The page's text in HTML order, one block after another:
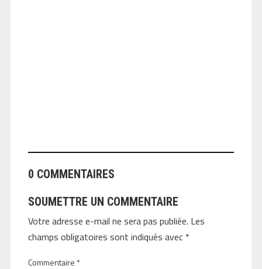
0 COMMENTAIRES
SOUMETTRE UN COMMENTAIRE
Votre adresse e-mail ne sera pas publiée. Les
champs obligatoires sont indiqués avec *
Commentaire *